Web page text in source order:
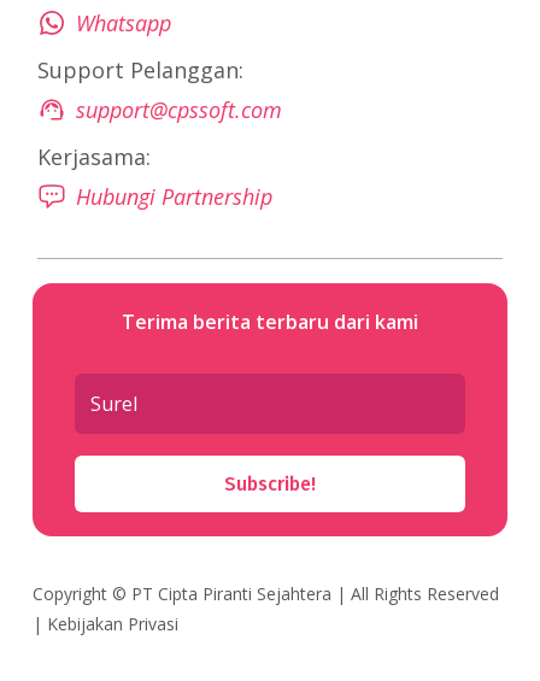
Whatsapp
Support Pelanggan:
support@cpssoft.com
Kerjasama:
Hubungi Partnership
Terima berita terbaru dari kami
Subscribe!
Copyright © PT Cipta Piranti Sejahtera | All Rights Reserved
| Kebijakan Privasi